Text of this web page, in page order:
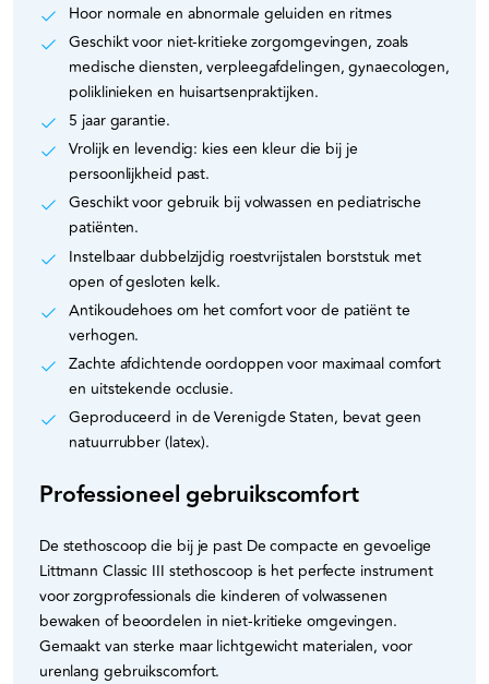
Hoor normale en abnormale geluiden en ritmes
Geschikt voor niet-kritieke zorgomgevingen, zoals
medische diensten, verpleegafdelingen, gynaecologen,
poliklinieken en huisartsenpraktijken.
5 jaar garantie.
Vrolijk en levendig: kies een kleur die bij je
persoonlijkheid past.
Geschikt voor gebruik bij volwassen en pediatrische
patiënten.
Instelbaar dubbelzijdig roestvrijstalen borststuk met
open of gesloten kelk.
Antikoudehoes om het comfort voor de patiënt te
verhogen.
Zachte afdichtende oordoppen voor maximaal comfort
en uitstekende occlusie.
Geproduceerd in de Verenigde Staten, bevat geen
natuurrubber (latex).
Professioneel gebruikscomfort
De stethoscoop die bij je past De compacte en gevoelige
Littmann Classic III stethoscoop is het perfecte instrument
voor zorgprofessionals die kinderen of volwassenen
bewaken of beoordelen in niet-kritieke omgevingen.
Gemaakt van sterke maar lichtgewicht materialen, voor
urenlang gebruikscomfort.